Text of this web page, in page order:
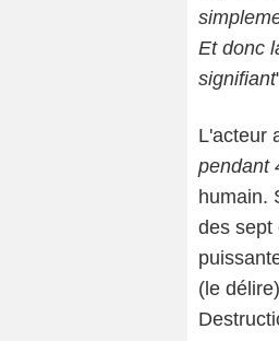
Et donc
signifiant
L'acteur
pendant
humain.
des sept
(le